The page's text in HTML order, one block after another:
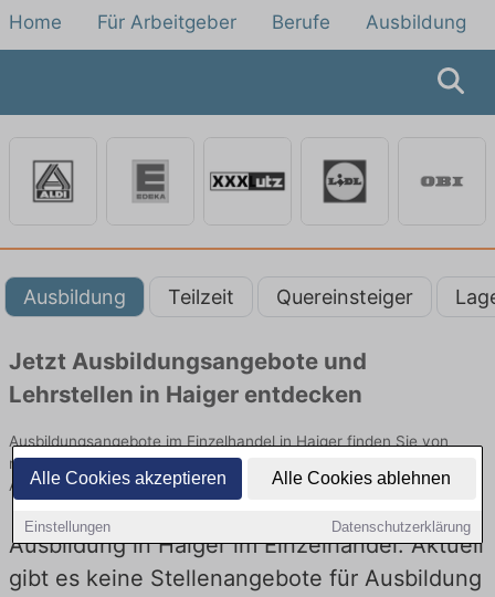
Alle Cookies akzeptieren Alle Cookies ablehnen
Einstellungen Datenschutzerklärung
Home Für Arbeitgeber Berufe Ausbildung
Ausbildung Teilzeit Quereinsteiger
Jetzt Ausbildungsangebote und
Lehrstellen in Haiger entdecken
Ausbildungsangebote im Einzelhandel in Haiger finden Sie von
namhaften Firmen. Entdecken Sie freie Optionen von Top-
Arbeitgebern und bewerben Sie sich noch heute.
Ausbildung in Haiger im Einzelhandel: Aktuell
gibt es keine Stellenangebote für Ausbildung